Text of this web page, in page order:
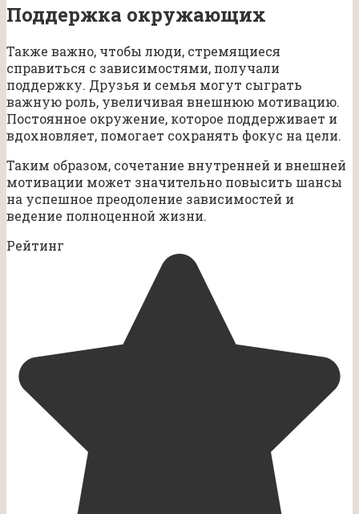
Поддержка окружающих
Также важно, чтобы люди, стремящиеся
справиться с зависимостями, получали
поддержку. Друзья и семья могут сыграть
важную роль, увеличивая внешнюю мотивацию.
Постоянное окружение, которое поддерживает и
вдохновляет, помогает сохранять фокус на цели.
Таким образом, сочетание внутренней и внешней
мотивации может значительно повысить шансы
на успешное преодоление зависимостей и
ведение полноценной жизни.
Рейтинг